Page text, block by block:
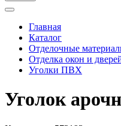
Главная
Каталог
Отделочные
Отделка окон и
Уголки ПВХ
Уголок